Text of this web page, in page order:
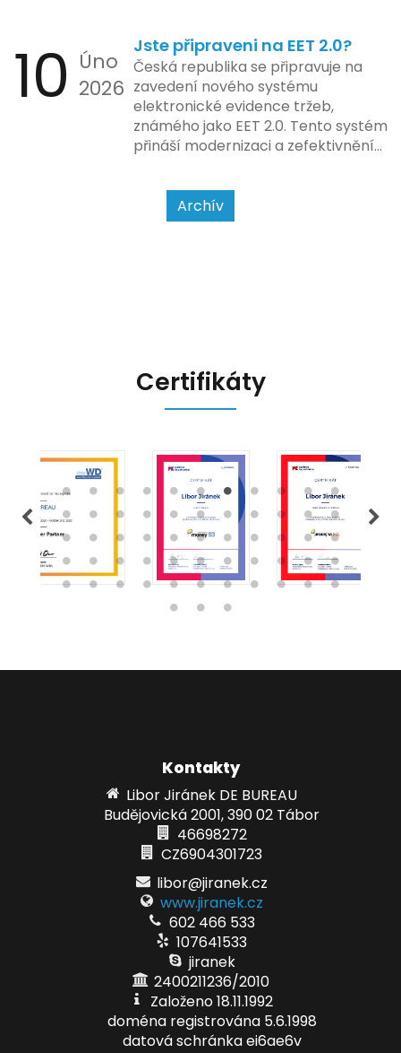
bezhotovostní transakci – nově
se má tato povinnost odvíjet od
povahy podnikatelské činnosti a
způsobu interakce se
zákazníkem.
10 Úno
2026
Jste připraveni na EET 2.0?
Česká republika se připravuje na
zavedení nového systému
elektronické evidence tržeb,
známého jako EET 2.0. Tento systém
přináší modernizaci a zefektivnění
usnadnit život podnikatelům i
kontrolním orgánům. Podívejme se
na hlavní změny, které EET 2.0
Archív
Certifikáty
Kontakty
Libor Jiránek DE BUREAU
Budějovická 2001, 390 02 Tábor
46698272
CZ6904301723
libor@jiranek.cz
www.jiranek.cz
602 466 533
107641533
jiranek
2400211236/2010
Založeno 18.11.1992
doména registrována 5.6.1998
datová schránka ei6ae6v